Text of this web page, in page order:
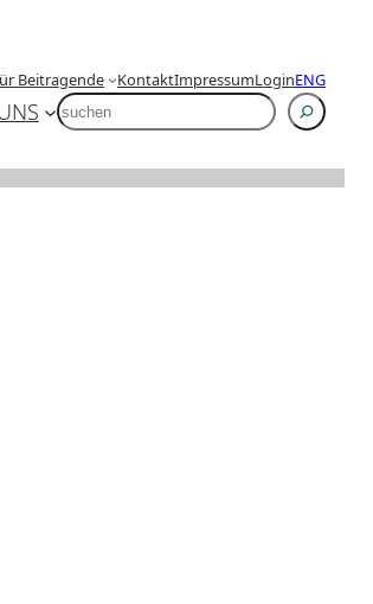
Beitragende KontaktImpressumLoginENG
SUCHEN